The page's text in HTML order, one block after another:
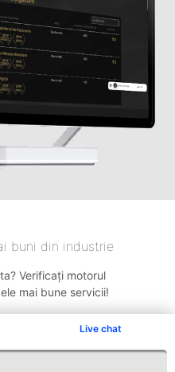
Live chat
buni din industrie
Verificați motorul
mai bune servicii!